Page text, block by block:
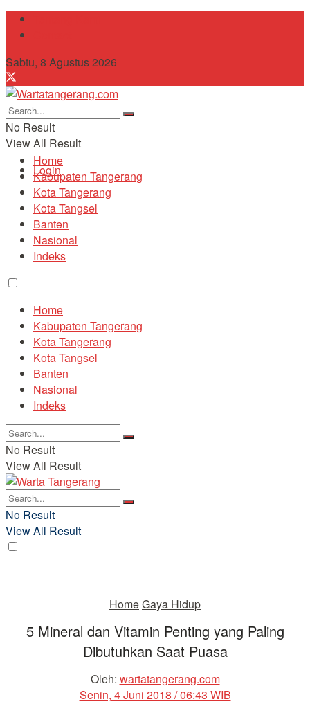
Sabtu, 8 Agustus 2026
No Result
View All Result
Login
Home
Kabupaten Tangerang
Kota Tangerang
Kota Tangsel
Banten
Nasional
Indeks
Home
Kabupaten Tangerang
Kota Tangerang
Kota Tangsel
Banten
Nasional
Indeks
No Result
View All Result
No Result
View All Result
HomeGaya Hidup
5 Mineral dan Vitamin Penting yang Paling
Dibutuhkan Saat Puasa
Oleh: wartatangerang.com
Senin, 4 Juni 2018 / 06:43 WIB